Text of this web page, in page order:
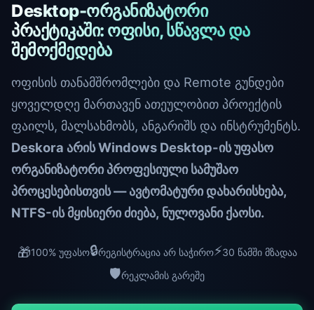
Desktop-ორგანიზატორი
პრაქტიკაში: ოფისი, სწავლა და
შემოქმედება
ოფისის თანამშრომლები და Remote გუნდები
ყოველდღე მართავენ ათეულობით პროექტის
ფაილს, მალსახმობს, ანგარიშს და ინსტრუმენტს.
Deskora არის Windows Desktop-ის უფასო
ორგანიზატორი პროფესიული სამუშაო
პროცესებისთვის — ავტომატური დახარისხება,
NTFS-ის მყისიერი ძიება, ნულოვანი ქაოსი.
🎁100% უფასო🔒რეგისტრაცია არ საჭირო⚡30 წამში მზადაა
🛡️რეკლამის გარეშე